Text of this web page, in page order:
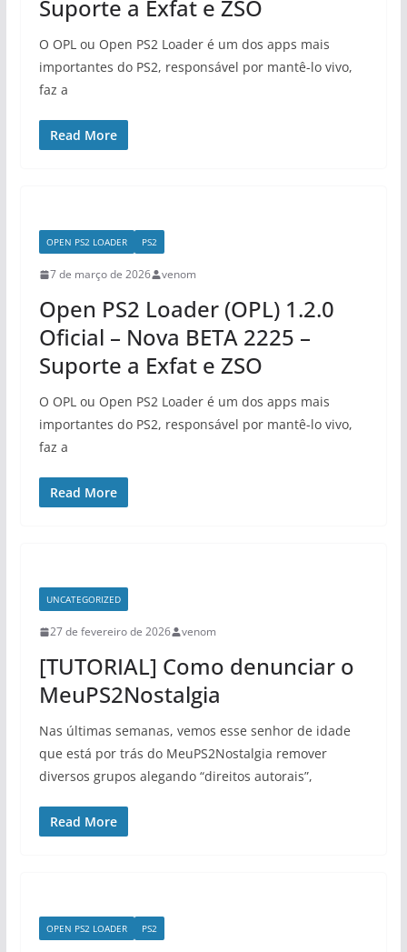
Suporte a Exfat e ZSO
O OPL ou Open PS2 Loader é um dos apps mais
importantes do PS2, responsável por mantê-lo vivo,
faz a
Read More
OPEN PS2 LOADER PS2
7 de março de 2026 venom
Open PS2 Loader (OPL) 1.2.0
Oficial – Nova BETA 2225 –
Suporte a Exfat e ZSO
O OPL ou Open PS2 Loader é um dos apps mais
importantes do PS2, responsável por mantê-lo vivo,
faz a
Read More
UNCATEGORIZED
27 de fevereiro de 2026 venom
[TUTORIAL] Como denunciar o
MeuPS2Nostalgia
Nas últimas semanas, vemos esse senhor de idade
que está por trás do MeuPS2Nostalgia remover
diversos grupos alegando “direitos autorais”,
Read More
OPEN PS2 LOADER PS2